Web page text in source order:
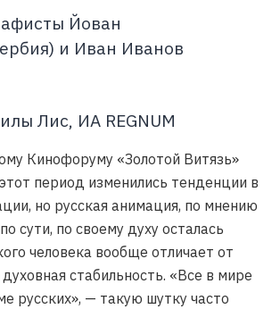
Йован
и Иван Иванов
Лис, ИА REGNUM
Кинофоруму «Золотой Витязь»
период изменились тенденции в
но русская анимация, по мнению
сути, по своему духу осталась
человека вообще отличает от
стабильность. «Все в мире
русских», — такую шутку часто